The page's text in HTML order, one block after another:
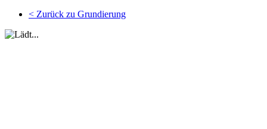
< Zurück zu Grundierung